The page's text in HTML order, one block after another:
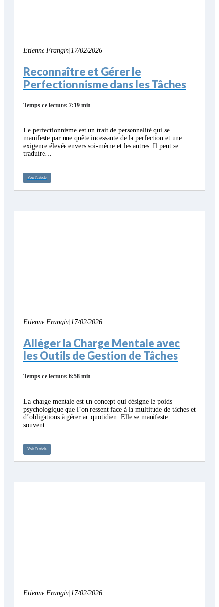
Etienne Frangin 17/02/2026
Reconnaître et Gérer le
Perfectionnisme dans les Tâches
Temps de lecture: 7:19 min
Le perfectionnisme est un trait de personnalité qui se
manifeste par une quête incessante de la perfection et une
exigence élevée envers soi-même et les autres. Il peut se
traduire…
Voir l'article
Etienne Frangin 17/02/2026
Alléger la Charge Mentale avec
les Outils de Gestion de Tâches
Temps de lecture: 6:58 min
La charge mentale est un concept qui désigne le poids
psychologique que l’on ressent face à la multitude de tâches et
d’obligations à gérer au quotidien. Elle se manifeste
souvent…
Voir l'article
Etienne Frangin 17/02/2026